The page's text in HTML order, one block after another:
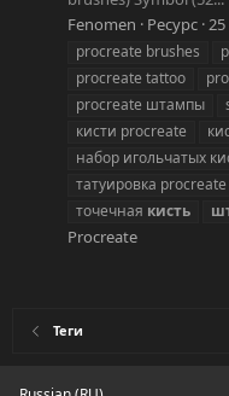
Fenomen
Ресурс
procreate brushes
procreate tattoo
procreate штампы
кисти procreate
набор игольчатых
татуировка procreate
точечная кисть
Procreate
Теги